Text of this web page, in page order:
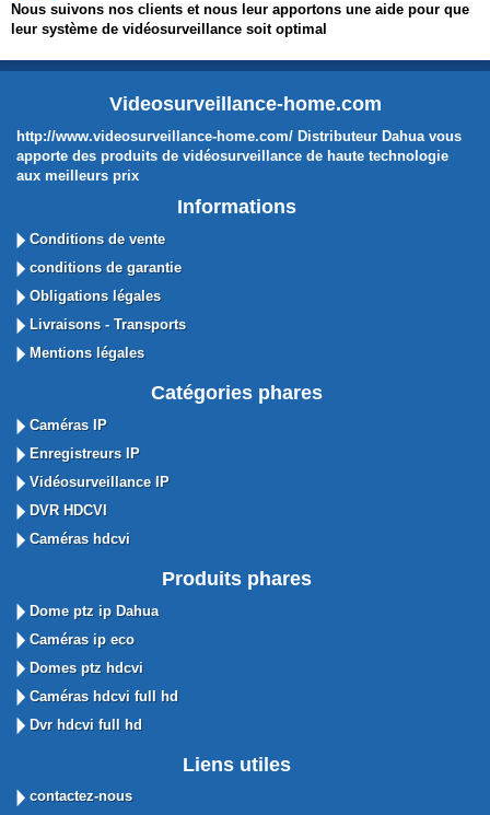
Nous suivons nos clients et nous leur apportons une aide pour que
leur système de vidéosurveillance soit optimal
Videosurveillance-home.com
http://www.videosurveillance-home.com/ Distributeur Dahua vous
apporte des produits de vidéosurveillance de haute technologie
aux meilleurs prix
Informations
Conditions de vente
conditions de garantie
Obligations légales
Livraisons - Transports
Mentions légales
Catégories phares
Caméras IP
Enregistreurs IP
Vidéosurveillance IP
DVR HDCVI
Caméras hdcvi
Produits phares
Dome ptz ip Dahua
Caméras ip eco
Domes ptz hdcvi
Caméras hdcvi full hd
Dvr hdcvi full hd
Liens utiles
contactez-nous